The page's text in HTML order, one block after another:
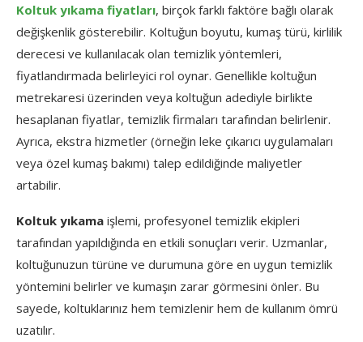
Koltuk yıkama fiyatları, birçok farklı faktöre bağlı olarak
değişkenlik gösterebilir. Koltuğun boyutu, kumaş türü, kirlilik
derecesi ve kullanılacak olan temizlik yöntemleri,
fiyatlandırmada belirleyici rol oynar. Genellikle koltuğun
metrekaresi üzerinden veya koltuğun adediyle birlikte
hesaplanan fiyatlar, temizlik firmaları tarafından belirlenir.
Ayrıca, ekstra hizmetler (örneğin leke çıkarıcı uygulamaları
veya özel kumaş bakımı) talep edildiğinde maliyetler
artabilir.
Koltuk yıkama işlemi, profesyonel temizlik ekipleri
tarafından yapıldığında en etkili sonuçları verir. Uzmanlar,
koltuğunuzun türüne ve durumuna göre en uygun temizlik
yöntemini belirler ve kumaşın zarar görmesini önler. Bu
sayede, koltuklarınız hem temizlenir hem de kullanım ömrü
uzatılır.